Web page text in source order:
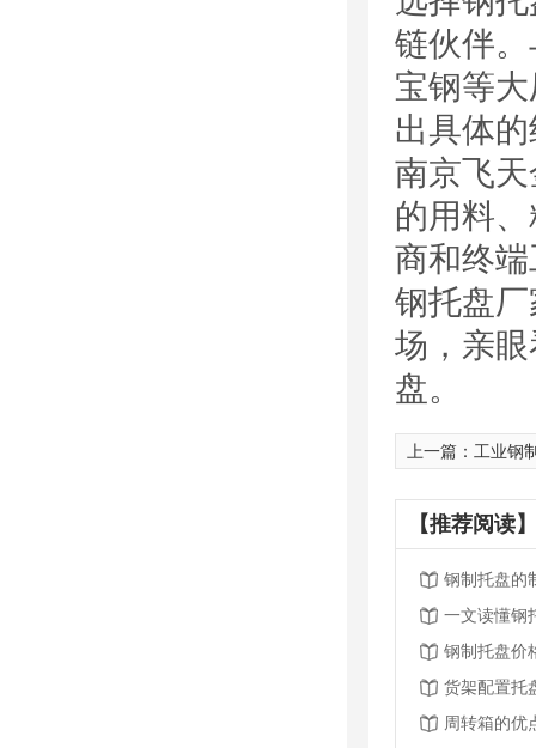
链伙伴
宝钢等
出具体
南京飞
的用料
商和终
钢托盘
场，亲
盘。
上一篇： 工业钢制
【推荐阅读
钢制托盘的
一文读懂钢
钢制托盘价
货架配置托
周转箱的优